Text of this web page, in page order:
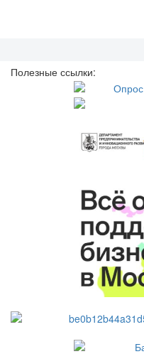
Полезные ссылки: